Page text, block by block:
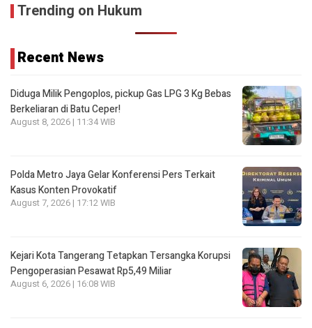
Trending on Hukum
Recent News
Diduga Milik Pengoplos, pickup Gas LPG 3 Kg Bebas
Berkeliaran di Batu Ceper!
August 8, 2026 | 11:34 WIB
Polda Metro Jaya Gelar Konferensi Pers Terkait
Kasus Konten Provokatif
August 7, 2026 | 17:12 WIB
Kejari Kota Tangerang Tetapkan Tersangka Korupsi
Pengoperasian Pesawat Rp5,49 Miliar
August 6, 2026 | 16:08 WIB